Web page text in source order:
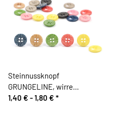
Steinnussknopf
GRUNGELINE, wirre
Liniengrafik, Union Knopf
1,40 € -1,80 € *